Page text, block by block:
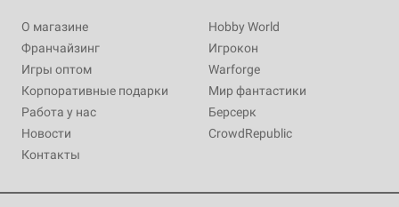
О магазине
Франчайзинг
Игры оптом
Корпоративные подарки
Работа у нас
Новости
Контакты
Hobby World
Игрокон
Warforge
Мир фантастики
Берсерк
CrowdRepublic